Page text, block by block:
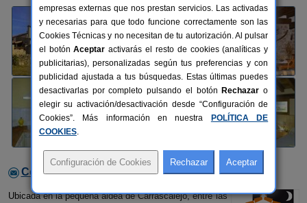
Contactar con el alojamiento
Ubicada en la pequeña aldea de Carrascalejo, entre las
empresas externas que nos prestan servicios. Las activadas
y necesarias para que todo funcione correctamente son las
Cookies Técnicas y no necesitan de tu autorización. Al pulsar
el botónAceptar activarás el resto de cookies (analíticas y
publicitarias), personalizadas según tus preferencias y con
publicidad ajustada a tus búsquedas. Estas últimas puedes
desactivarlas por completo pulsando el botón Rechazar o
elegir su activación/desactivación desde “Configuración de
Cookies”. Más información en nuestra
POLÍTICA DE
COOKIES.